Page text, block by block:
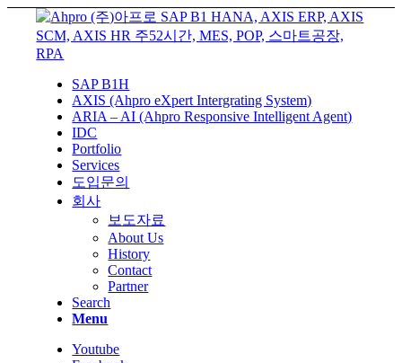
SAP B1H
AXIS (Ahpro eXpert Intergrating System)
ARIA – AI (Ahpro Responsive Intelligent Agent)
IDC
Portfolio
Services
도입문의
회사
보도자료
About Us
History
Contact
Partner
Search
Menu
Youtube